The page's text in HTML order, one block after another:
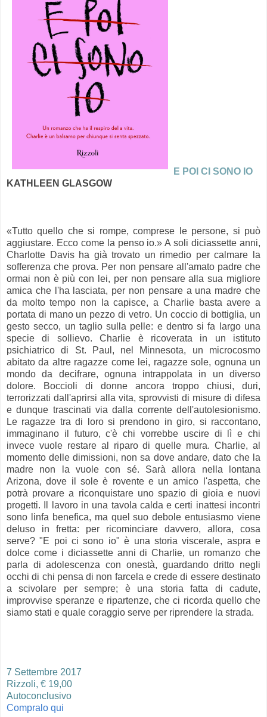
E POI CI SONO IO
KATHLEEN GLASGOW
«Tutto quello che si rompe, comprese le persone, si può
aggiustare. Ecco come la penso io.» A soli diciassette anni,
Charlotte Davis ha già trovato un rimedio per calmare la
sofferenza che prova. Per non pensare all'amato padre che
ormai non è più con lei, per non pensare alla sua migliore
amica che l'ha lasciata, per non pensare a una madre che
da molto tempo non la capisce, a Charlie basta avere a
portata di mano un pezzo di vetro. Un coccio di bottiglia, un
gesto secco, un taglio sulla pelle: e dentro si fa largo una
specie di sollievo. Charlie è ricoverata in un istituto
psichiatrico di St. Paul, nel Minnesota, un microcosmo
abitato da altre ragazze come lei, ragazze sole, ognuna un
mondo da decifrare, ognuna intrappolata in un diverso
dolore. Boccioli di donne ancora troppo chiusi, duri,
terrorizzati dall'aprirsi alla vita, sprovvisti di misure di difesa
e dunque trascinati via dalla corrente dell'autolesionismo.
Le ragazze tra di loro si prendono in giro, si raccontano,
immaginano il futuro, c'è chi vorrebbe uscire di lì e chi
invece vuole restare al riparo di quelle mura. Charlie, al
momento delle dimissioni, non sa dove andare, dato che la
madre non la vuole con sé. Sarà allora nella lontana
Arizona, dove il sole è rovente e un amico l'aspetta, che
potrà provare a riconquistare uno spazio di gioia e nuovi
progetti. Il lavoro in una tavola calda e certi inattesi incontri
sono linfa benefica, ma quel suo debole entusiasmo viene
deluso in fretta: per ricominciare davvero, allora, cosa
serve? "E poi ci sono io" è una storia viscerale, aspra e
dolce come i diciassette anni di Charlie, un romanzo che
parla di adolescenza con onestà, guardando dritto negli
occhi di chi pensa di non farcela e crede di essere destinato
a scivolare per sempre; è una storia fatta di cadute,
improvvise speranze e ripartenze, che ci ricorda quello che
siamo stati e quale coraggio serve per riprendere la strada.
7 Settembre 2017
Rizzoli, € 19,00
Autoconclusivo
Compralo qui